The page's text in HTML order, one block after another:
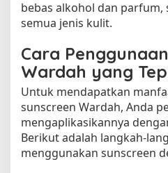
bebas alkohol dan
semua jenis kulit.
Cara
Wardah yang
Untuk mendapatkan
sunscreen Wardah, Anda
mengaplikasikannya
Berikut adalah langkah-
menggunakan sunscreen